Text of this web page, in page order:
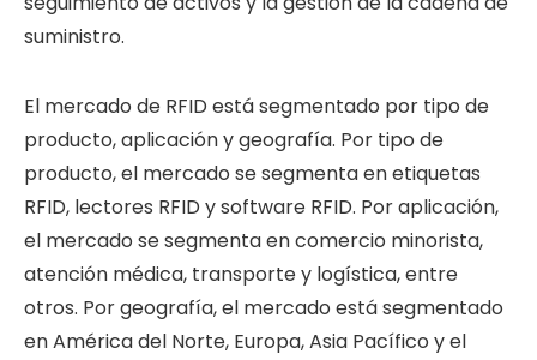
suministro.
El mercado de RFID está segmentado por tipo de
producto, aplicación y geografía. Por tipo de
producto, el mercado se segmenta en etiquetas
RFID, lectores RFID y software RFID. Por aplicación,
el mercado se segmenta en comercio minorista,
atención médica, transporte y logística, entre
otros. Por geografía, el mercado está segmentado
en América del Norte, Europa, Asia Pacífico y el